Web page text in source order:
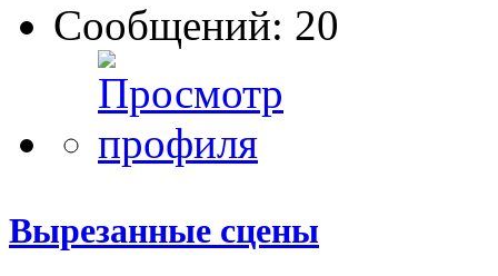
Сообщений: 20
Вырезанные сцены